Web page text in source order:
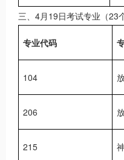
三、4月19日考试专业（23个
专业代码
104
206
215